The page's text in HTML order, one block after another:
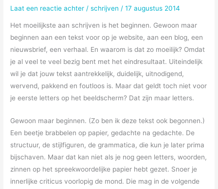
Laat een reactie achter /schrijven /17 augustus 2014
Het moeilijkste aan schrijven is het beginnen. Gewoon maar
beginnen aan een tekst voor op je website, aan een blog, een
nieuwsbrief, een verhaal. En waarom is dat zo moeilijk? Omdat
je al veel te veel bezig bent met het eindresultaat. Uiteindelijk
wil je dat jouw tekst aantrekkelijk, duidelijk, uitnodigend,
wervend, pakkend en foutloos is. Maar dat geldt toch niet voor
je eerste letters op het beeldscherm? Dat zijn maar letters.
Gewoon maar beginnen. (Zo ben ik deze tekst ook begonnen.)
Een beetje brabbelen op papier, gedachte na gedachte. De
structuur, de stijlfiguren, de grammatica, die kun je later prima
bijschaven. Maar dat kan niet als je nog geen letters, woorden,
zinnen op het spreekwoordelijke papier hebt gezet. Snoer je
innerlijke criticus voorlopig de mond. Die mag in de volgende